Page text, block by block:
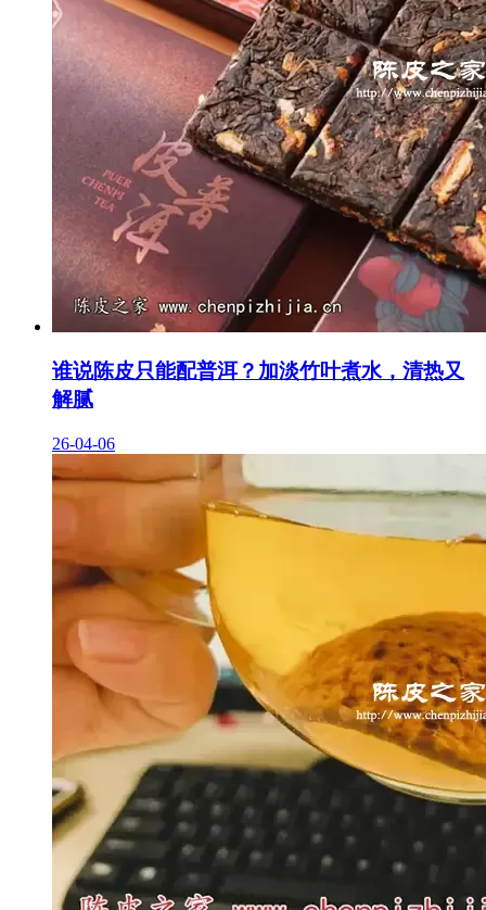
谁说陈皮只能配普洱？加淡竹叶煮水，清热又
解腻
26-04-06